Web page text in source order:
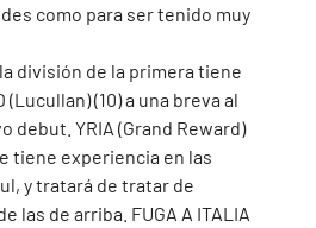
como para ser tenido muy
división de la primera tiene
(Lucullan) (10) a una breva al
debut. YRIA (Grand Reward)
tiene experiencia en las
y tratará de tratar de
las de arriba. FUGA A ITALIA